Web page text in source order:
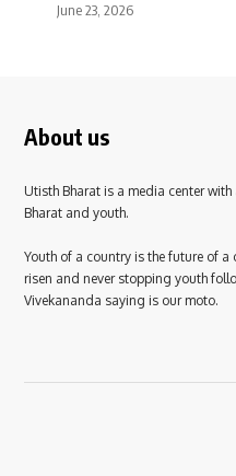
June 23, 2026
About us
Utisth Bharat is a media center
Bharat and youth.
Youth of a country is the future of a
risen and never stopping youth
Vivekananda saying is our moto.